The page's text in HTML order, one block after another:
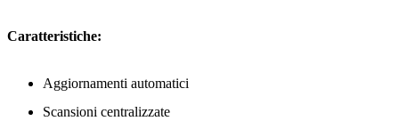
Caratteristiche:
Aggiornamenti automatici
Scansioni centralizzate